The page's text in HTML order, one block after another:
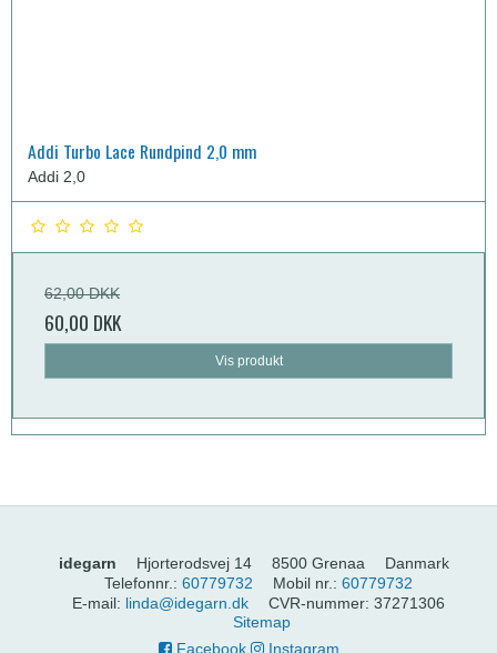
Addi Turbo Lace Rundpind 2,0 mm
Addi 2,0
62,00 DKK
60,00 DKK
Vis produkt
idegarn Hjorterodsvej 14 8500 Grenaa
Danmark
Telefonnr. : 60779732 Mobil nr. : 60779732
E-mail: linda@idegarn.dk CVR-nummer: 37271306
Sitemap
Facebook
Instagram